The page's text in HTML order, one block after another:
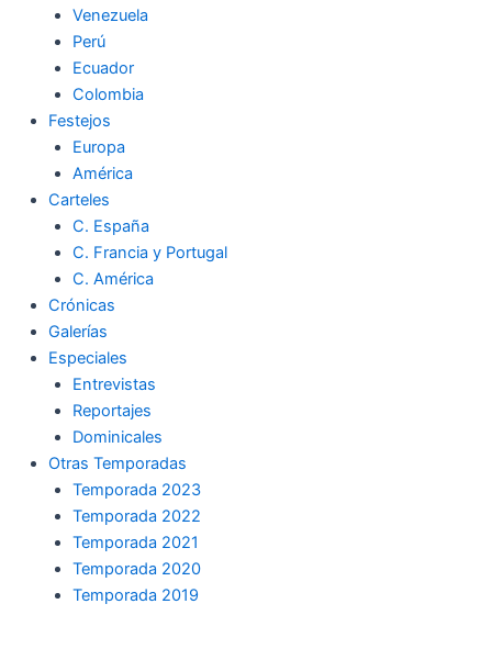
k
Venezuela
Perú
Ecuador
Colombia
Festejos
Europa
América
Carteles
C. España
C. Francia y Portugal
C. América
Crónicas
Galerías
Especiales
Entrevistas
Reportajes
Dominicales
Otras Temporadas
Temporada 2023
Temporada 2022
Temporada 2021
Temporada 2020
Temporada 2019